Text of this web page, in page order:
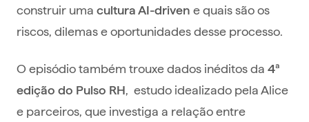
construir uma cultura AI-driven e quais são os
riscos, dilemas e oportunidades desse processo.
O episódio também trouxe dados inéditos da 4ª
edição do Pulso RH
, estudo idealizado pela Alice
e parceiros, que investiga a relação entre